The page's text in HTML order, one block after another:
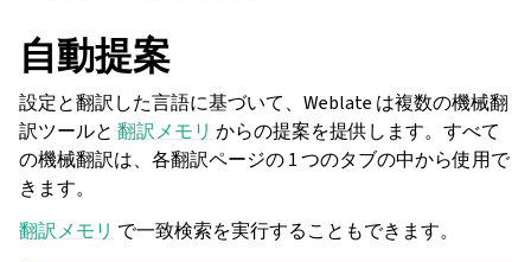
自動提案
設定と翻訳した言語に基づいて、Weblate は複数の機械翻
訳ツールと 翻訳メモリ からの提案を提供します。すべて
の機械翻訳は、各翻訳ページの 1 つのタブの中から使用で
きます。
翻訳メモリ で一致検索を実行することもできます。